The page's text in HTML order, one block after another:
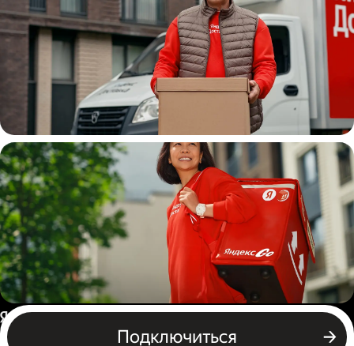
Водитель
грузовой машины
Пеший курьер
Подключиться
Россия